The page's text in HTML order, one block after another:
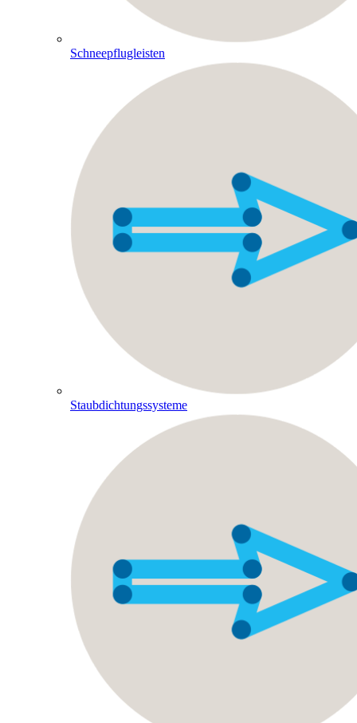
Schneepflugleisten
Staubdichtungssysteme